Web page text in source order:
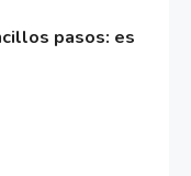
pasos: es